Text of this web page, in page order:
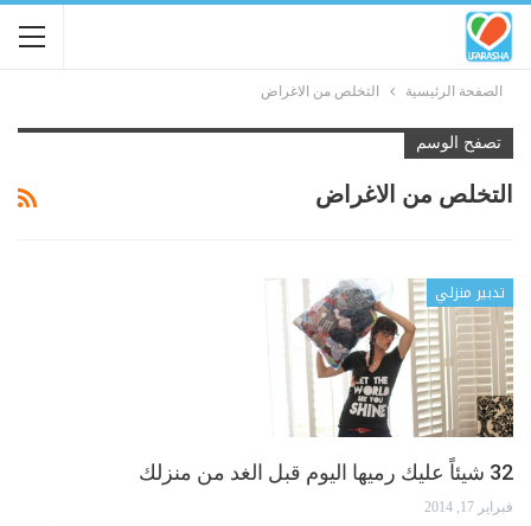
الصفحة الرئيسية التخلص من الاغراض
تصفح الوسم
التخلص من الاغراض
تدبير منزلي
32 شيئاً عليك رميها اليوم قبل الغد من منزلك
فبراير 17, 2014